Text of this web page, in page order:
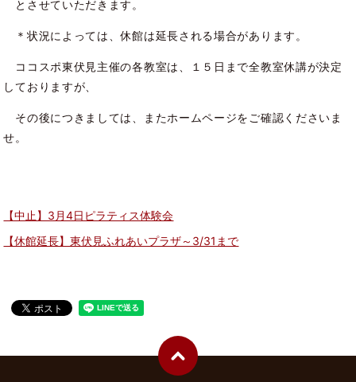
とさせていただきます。
＊状況によっては、休館は延長される場合があります。
ココスポ東伏見主催の各教室は、１５日まで全教室休講が決定
しておりますが、
その後につきましては、またホームページをご確認くださいま
せ。
【中止】3月4日ピラティス体験会
【休館延長】東伏見ふれあいプラザ～3/31まで